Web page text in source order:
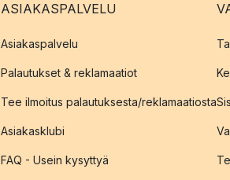
ASIAKASPALVELU
Asiakaspalvelu
Palautukset & reklamaatiot
Tee ilmoitus palautuksesta/reklamaatiosta
Asiakasklubi
FAQ - Usein kysyttyä